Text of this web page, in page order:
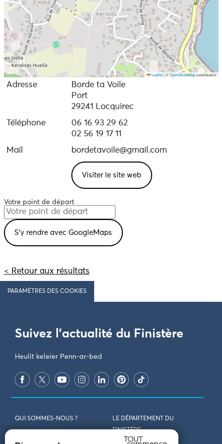
Leaflet |©OpenStreetMapcontributors
Adresse
Borde ta Voile
Port
29241 Locquirec
Téléphone
06 16 93 29 62
02 56 19 17 11
Mail
bordetavoile@gmail.com
Visiter le site web
Votre point de départ
< Retour aux résultats
PARAMÈTRES DES COOKIES
Suivez l'actualité du Finistère
Heulit keleier Penn-ar-bed
QUI SOMMES-NOUS ?
LE DÉPARTEMENT DU
FINISTÈRE